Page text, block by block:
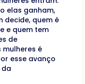
elas ganham,
decide, quem é
e quem tem
de
é
esse avanço